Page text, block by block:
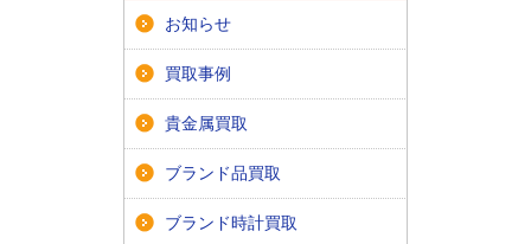
お知らせ
買取事例
貴金属買取
ブランド品買取
ブランド時計買取